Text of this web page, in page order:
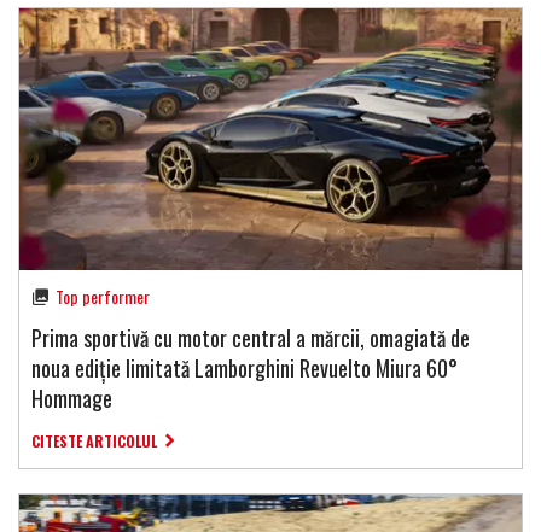
Top performer
Prima sportivă cu motor central a mărcii, omagiată de
noua ediție limitată Lamborghini Revuelto Miura 60°
Hommage
CITESTE ARTICOLUL